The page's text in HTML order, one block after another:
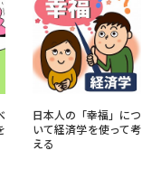
日本人の「幸福」につ
いて経済学を使って考
える